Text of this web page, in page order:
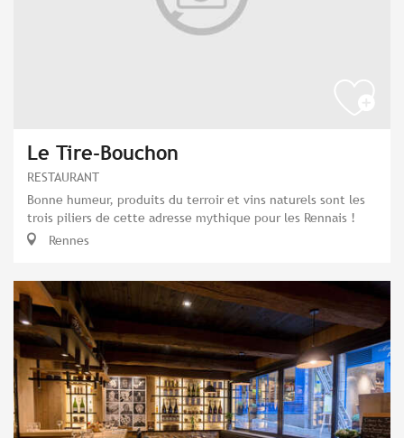
Le Tire-Bouchon
RESTAURANT
Bonne humeur, produits du terroir et vins naturels sont les
trois piliers de cette adresse mythique pour les Rennais !
Rennes